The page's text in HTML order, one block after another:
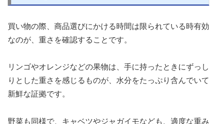
買い物の際、商品選びにかける時間は限られている時有効
なのが、重さを確認することです。
リンゴやオレンジなどの果物は、手に持ったときにずっし
りとした重さを感じるものが、水分をたっぷり含んでいて
新鮮な証拠です。
野菜も同様で、キャベツやジャガイモなども、適度な重み